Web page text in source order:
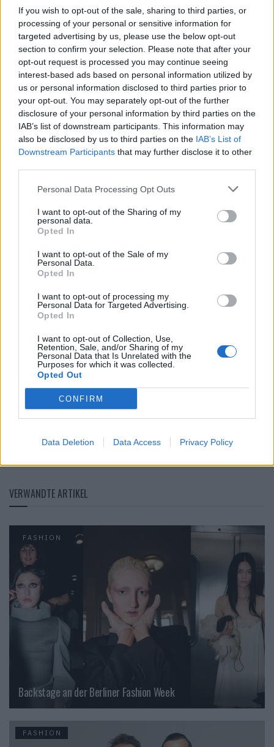
If you wish to opt-out of the sale, sharing to third parties, or
processing of your personal or sensitive information for
targeted advertising by us, please use the below opt-out
section to confirm your selection. Please note that after your
opt-out request is processed you may continue seeing
interest-based ads based on personal information utilized by
us or personal information disclosed to third parties prior to
your opt-out. You may separately opt-out of the further
disclosure of your personal information by third parties on the
IAB’s list of downstream participants. This information may
also be disclosed by us to third parties on the IAB’s List of
Downstream Participants that may further disclose it to other
Personal Data Processing Opt Outs
I want to opt-out of the Sharing of my
personal data.
Opted In
I want to opt-out of the Sale of my
Personal Data.
Opted In
I want to opt-out of processing my
Personal Data for Targeted Advertising.
Opted In
I want to opt-out of Collection, Use,
Retention, Sale, and/or Sharing of my
Personal Data that Is Unrelated with the
Purposes for which it was collected.
Opted Out
CONFIRM
Data Deletion Data Access Privacy Policy
statt statisch zu sein. Das Ergebnis ist selbstbewusst,
ausdrucksstark und unverkennbar Etro — eine Kollektion,
die Kleidung als Bekräftigung von Charakter versteht.
Die Behind-the-Scenes der EtroAnimen: Rebooted-
Präsentation findest du
Menswear-Runway-Trends für Frühjahr/Sommer 2026
findest du auf faces.ch.
Fotos: Teaser & Presentation Set Up: ©Launchmetrics
SpotlightSM
Fotos: Looks: ©Etro
Animen: Rebooted
Herren Herbst/ Winter 26/27
Marco De Vincenzo
Mens Fall/Winter 2026/27
VERWANDTE ARTIKEL
FASHION
Backstage an der Berliner Fashion Week
FASHION